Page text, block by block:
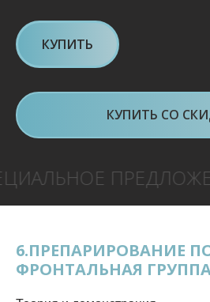
КУПИТЬ
КУПИТЬ СО
ПРЕДЛОЖЕНИЕ - 80%
6.ПРЕПАРИРОВАНИЕ
ФРОНТАЛЬНАЯ